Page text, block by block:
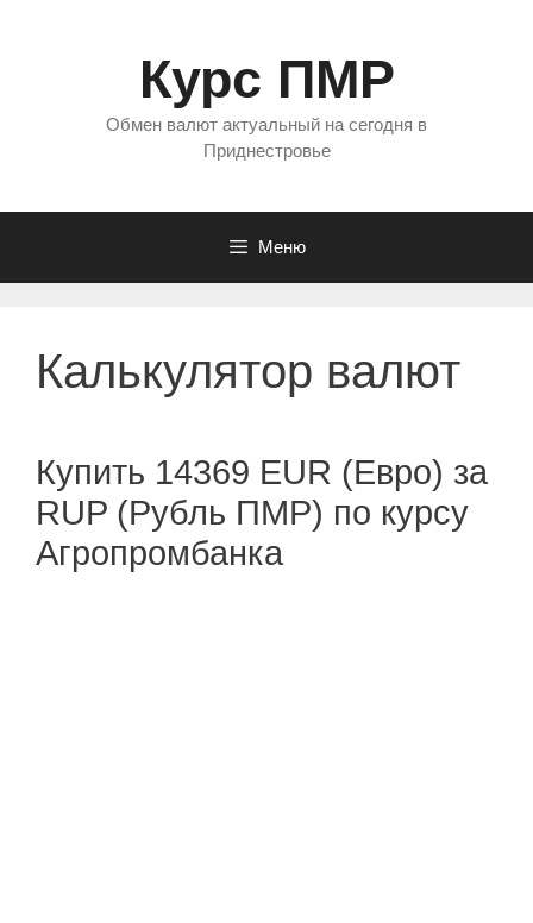
Курс ПМР
Обмен валют актуальный на сегодня в
Приднестровье
Меню
Калькулятор валют
Купить 14369 EUR (Евро) за
RUP (Рубль ПМР) по курсу
Агропромбанка